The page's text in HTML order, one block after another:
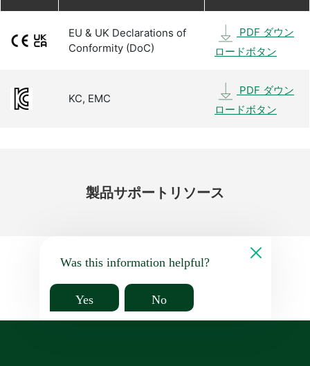
EU & UK Declarations of
Conformity (DoC)
PDF ダウン
ロードボタン
KC, EMC
PDF ダウン
ロードボタン
製品サポート リソース
Was this information helpful?
Yes No